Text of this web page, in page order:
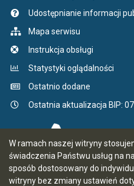
W ramach naszej witryny
świadczenia Państwu usług na
sposób dostosowany do
witryny bez zmiany ustawień
Udostępnianie informacji
Mapa serwisu
Instrukcja obsługi
Statystyki oglądalności
Ostatnio dodane
Ostatnia aktualizacja BIP: